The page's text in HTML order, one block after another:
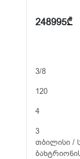
248995₾
3/8
120
4
3
თბილისი /